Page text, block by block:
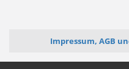
Impressum, AGB